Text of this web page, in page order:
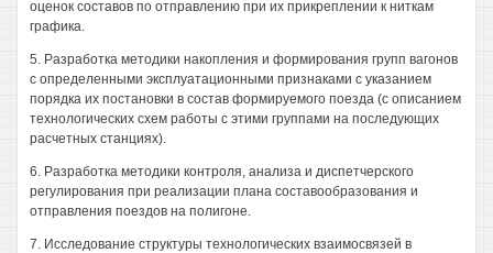
оценок составов по отправлению при их прикреплении к ниткам
графика.
5. Разработка методики накопления и формирования групп вагонов
с определенными эксплуатационными признаками с указанием
порядка их постановки в состав формируемого поезда (с описанием
технологических схем работы с этими группами на последующих
расчетных станциях).
6. Разработка методики контроля, анализа и диспетчерского
регулирования при реализации плана составообразования и
отправления поездов на полигоне.
7. Исследование структуры технологических взаимосвязей в